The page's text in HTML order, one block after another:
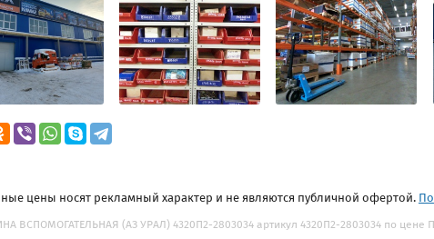
цены носят рекламный характер и не являются публичной офертой.
ВСПОМОГАТЕЛЬНАЯ (АЗ УРАЛ) 4320П2-2803034 артикул 4320П2-2803034 по цене